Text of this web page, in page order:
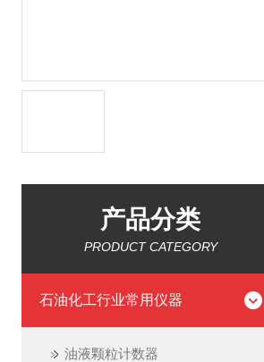
产品分类
PRODUCT CATEGORY
石油化工行业常用仪器
油液颗粒计数器